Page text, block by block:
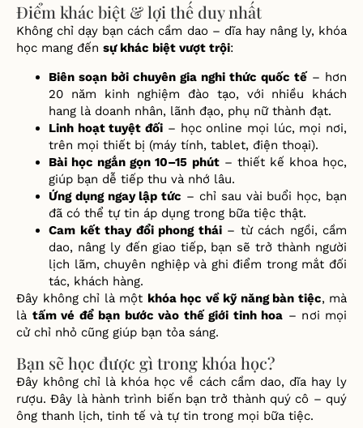
Điểm khác biệt & lợi thế duy nhất
Không chỉ dạy bạn cách cầm dao – dĩa hay nâng ly, khóa
học mang đến sựkhác biệt vượt trội:
Biên soạn bởi chuyên gia nghi thức quốc tế– hơn
20 năm kinh nghiệm đào tạo, với nhiều khách
hang là doanh nhân, lãnh đạo, phụ nữthành đạt.
Linh hoạt tuyệtđối – học online mọi lúc, mọi nơi,
trên mọi thiết bị (máy tính, tablet, điện thoại).
Bài học ngắn gọn 10–15 phút– thiết kế khoa học,
giúp bạn dễ tiếp thu và nhớ lâu.
Ứng dụng ngay lập tức – chỉsau vài buổi học, bạn
đã có thể tựtin áp dụng trong bữa tiệc thật.
Cam kết thay đổi phong thái– từcách ngồi, cầm
dao, nâng ly đến giao tiếp, bạn sẽ trở thành người
lịch lãm, chuyên nghiệp và ghi điểm trong mắt đối
tác, khách hàng.
Đây không chỉ là một khóa học vềkỹnăng bàn tiệc, mà
là tấm vé đểbạn bước vào thếgiới tinh hoa – nơi mọi
cửchỉ nhỏ cũng giúp bạn tỏa sáng.
Bạn sẽ học được gì trong khóa học?
Đây không chỉ là khóa học về cách cầm dao, dĩa hay ly
rượu. Đây là hành trình biến bạn trở thành quý cô – quý
ông thanh lịch, tinh tế và tự tin trong mọi bữa tiệc.